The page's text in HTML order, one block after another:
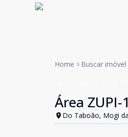
Home Buscar imóvel
Área
Do Taboão, Mogi